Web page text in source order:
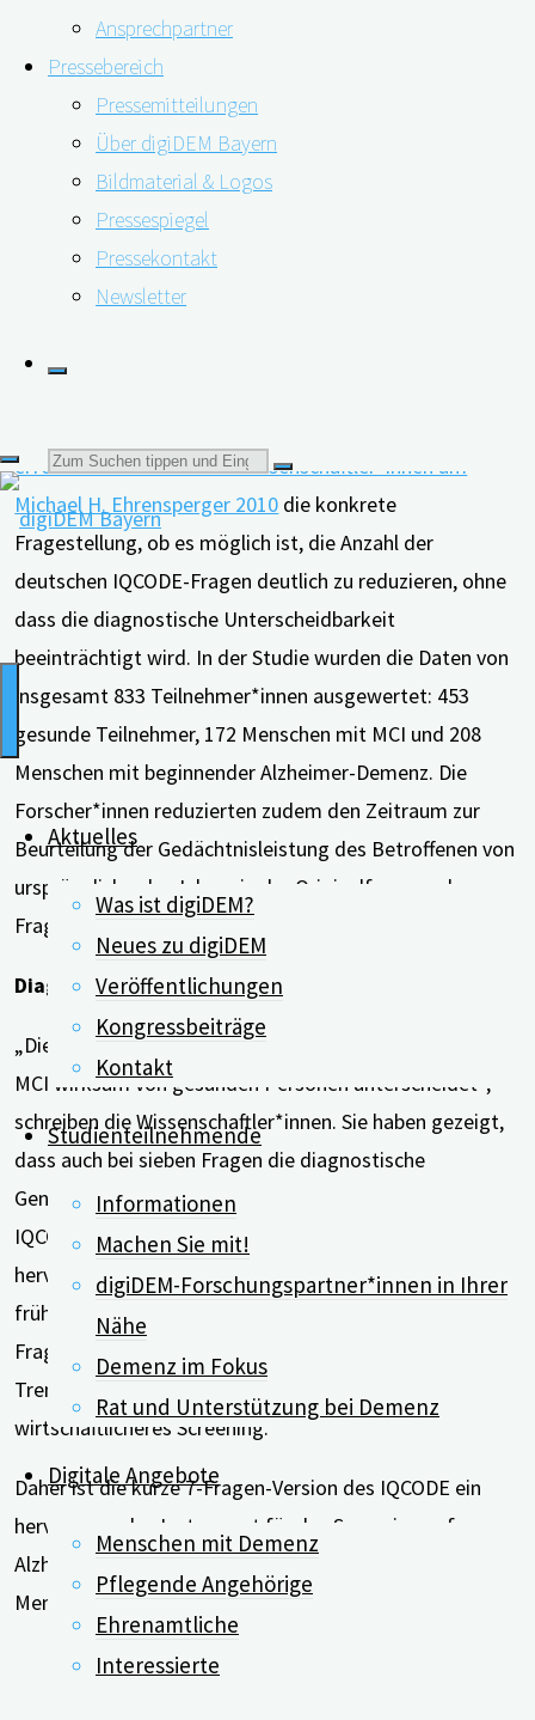
Ansprechpartner
Pressebereich
Pressemitteilungen
Über digiDEM Bayern
Bildmaterial & Logos
Pressespiegel
Pressekontakt
Newsletter
Suchen
nach:
Aktuelles
Was ist digiDEM?
Neues zu digiDEM
Veröffentlichungen
Kongressbeiträge
Kontakt
Studienteilnehmende
Informationen
Machen Sie mit!
digiDEM-Forschungspartner*innen in Ihrer
Nähe
Demenz im Fokus
Rat und Unterstützung bei Demenz
Digitale Angebote
Menschen mit Demenz
Pflegende Angehörige
Ehrenamtliche
Interessierte
Seit seiner Einführung wurde der IQCODE zu einem der
am häufigsten verwendeten und am besten
wissenschaftlich untersuchten informantenbasierten
Screening-Instrumenten. Mit seiner Hilfe gelingt es,
kognitiv gesunde Menschen und Menschen mit Demenz
in verschiedenen Fortschrittsstadien klar voneinander
abzugrenzen.
Zentrale Fragestellungen
erforschte ein Team von Wissenschaftler*innen um
Michael H. Ehrensperger 2010 die konkrete
Fragestellung, ob es möglich ist, die Anzahl der
deutschen IQCODE-Fragen deutlich zu reduzieren, ohne
dass die diagnostische Unterscheidbarkeit
beeinträchtigt wird. In der Studie wurden die Daten von
insgesamt 833 Teilnehmer*innen ausgewertet: 453
gesunde Teilnehmer, 172 Menschen mit MCI und 208
Menschen mit beginnender Alzheimer-Demenz. Die
Forscher*innen reduzierten zudem den Zeitraum zur
Beurteilung der Gedächtnisleistung des Betroffenen von
ursprünglich zehn Jahren in der Originalfassung des
Fragebogens aus dem Jahr 1989 auf nun zwei Jahre.
Diagnostische Genauigkeit bleibt erhalten
„Die vorliegende Studie zeigt, dass der IQCODE auch
MCI wirksam von gesunden Personen unterscheidet“,
schreiben die Wissenschaftler*innen. Sie haben gezeigt,
dass auch bei sieben Fragen die diagnostische
Genauigkeit beibehalten wird. „Der deutsche 16-Fragen-
IQCODE mit einem Zeitrahmen von zwei Jahren zeigte
hervorragende Screening-Eigenschaften für MCI- und
frühe Alzheimer-Demenz-Patienten. Eine verkürzte 7-
Fragen-Version zeigte eine ebenso hohe diagnostische
Trennschärfe und ermöglicht damit ein
wirtschaftlicheres Screening.“
Daher ist die kurze 7-Fragen-Version des IQCODE ein
hervorragendes Instrument für das Screening auf
Alzheimer-Demenz und dessen Frühsymptomen bei
Menschen mit MCI.